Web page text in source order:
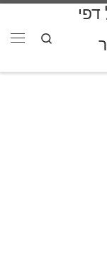
Search